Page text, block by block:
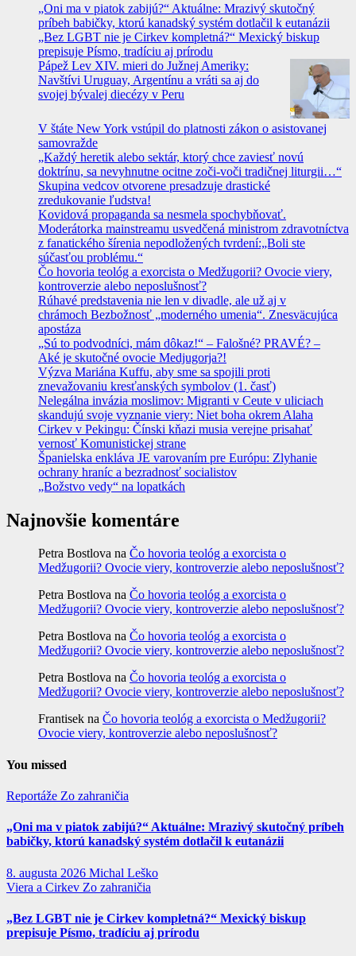
„Oni ma v piatok zabijú?“ Aktuálne: Mrazivý skutočný
príbeh babičky, ktorú kanadský systém dotlačil k eutanázii
„Bez LGBT nie je Cirkev kompletná?“ Mexický biskup
prepisuje Písmo, tradíciu aj prírodu
Pápež Lev XIV. mieri do Južnej Ameriky:
Navštívi Uruguay, Argentínu a vráti sa aj do
svojej bývalej diecézy v Peru
V štáte New York vstúpil do platnosti zákon o asistovanej
samovražde
„Každý heretik alebo sektár, ktorý chce zaviesť novú
doktrínu, sa nevyhnutne ocitne zoči-voči tradičnej liturgii…“
Skupina vedcov otvorene presadzuje drastické
zredukovanie ľudstva!
Kovidová propaganda sa nesmela spochybňovať.
Moderátorka mainstreamu usvedčená ministrom zdravotníctva
z fanatického šírenia nepodložených tvrdení:„Boli ste
súčasťou problému.“
Čo hovoria teológ a exorcista o Medžugorii? Ovocie viery,
kontroverzie alebo neposlušnosť?
Rúhavé predstavenia nie len v divadle, ale už aj v
chrámoch Bezbožnosť „moderného umenia“. Znesväcujúca
apostáza
„Sú to podvodníci, mám dôkaz!“ – Falošné? PRAVÉ? –
Aké je skutočné ovocie Medjugorja?!
Výzva Mariána Kuffu, aby sme sa spojili proti
znevažovaniu kresťanských symbolov (1. časť)
Nelegálna invázia moslimov: Migranti v Ceute v uliciach
skandujú svoje vyznanie viery: Niet boha okrem Alaha
Cirkev v Pekingu: Čínski kňazi musia verejne prisahať
vernosť Komunistickej strane
Španielska enkláva JE varovaním pre Európu: Zlyhanie
ochrany hraníc a bezradnosť socialistov
„Božstvo vedy“ na lopatkách
Najnovšie komentáre
Petra Bostlova na Čo hovoria teológ a exorcista o
Medžugorii? Ovocie viery, kontroverzie alebo neposlušnosť?
Petra Bostlova na Čo hovoria teológ a exorcista o
Medžugorii? Ovocie viery, kontroverzie alebo neposlušnosť?
Petra Bostlova na Čo hovoria teológ a exorcista o
Medžugorii? Ovocie viery, kontroverzie alebo neposlušnosť?
Petra Bostlova na Čo hovoria teológ a exorcista o
Medžugorii? Ovocie viery, kontroverzie alebo neposlušnosť?
Frantisek na Čo hovoria teológ a exorcista o Medžugorii?
Ovocie viery, kontroverzie alebo neposlušnosť?
You missed
Reportáže Zo zahraničia
„Oni ma v piatok zabijú?“ Aktuálne: Mrazivý skutočný príbeh
babičky, ktorú kanadský systém dotlačil k eutanázii
8. augusta 2026 Michal Leško
Viera a Cirkev Zo zahraničia
„Bez LGBT nie je Cirkev kompletná?“ Mexický biskup
prepisuje Písmo, tradíciu aj prírodu